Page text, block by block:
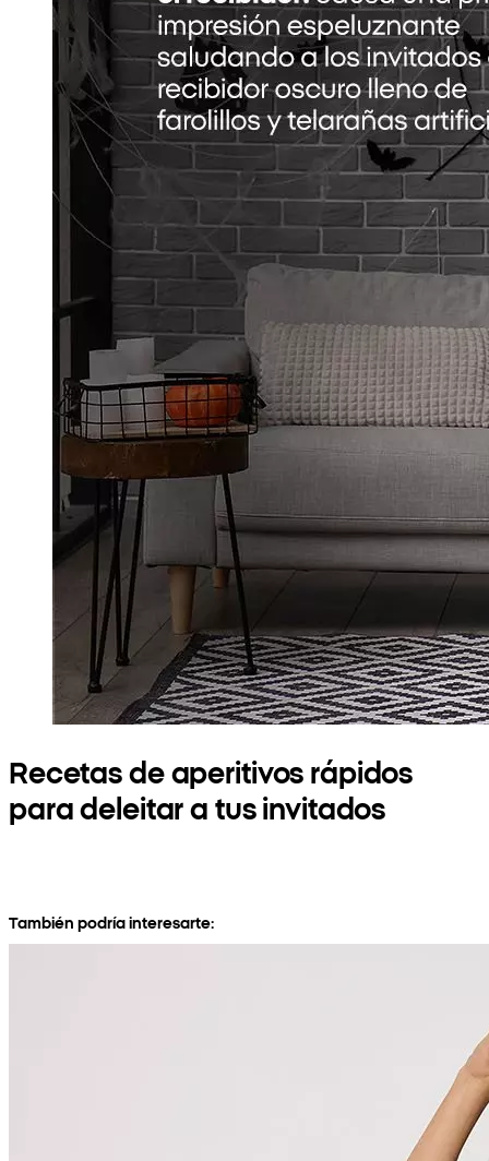
Recetas de aperitivos rápidos
para deleitar a tus invitados
También podría interesarte: